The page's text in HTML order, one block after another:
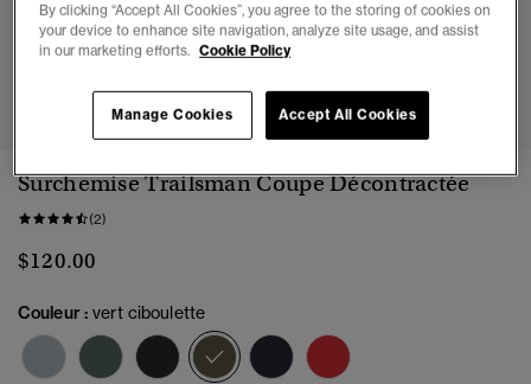
Surchemise Trailsman Coupe Décontractée
(2)
$120.00
Couleur :vert ciboulette
sélectionné
By clicking “Accept All Cookies”, you agree to the storing of cookies on
your device to enhance site navigation, analyze site usage, and assist
in our marketing efforts. Cookie Policy
Accept All Cookies
Manage Cookies